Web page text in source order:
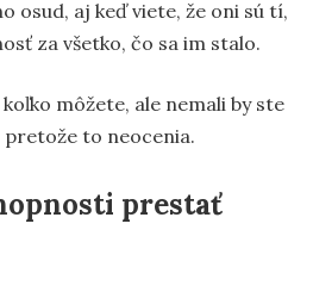
osud, aj keď viete, že oni sú tí,
za všetko, čo sa im stalo.
môžete, ale nemali by ste
to neocenia.
prestať